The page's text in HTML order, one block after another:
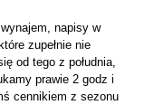
napisy w
zupełnie nie
od tego z południa,
prawie 2 godz i
cennikiem z sezonu